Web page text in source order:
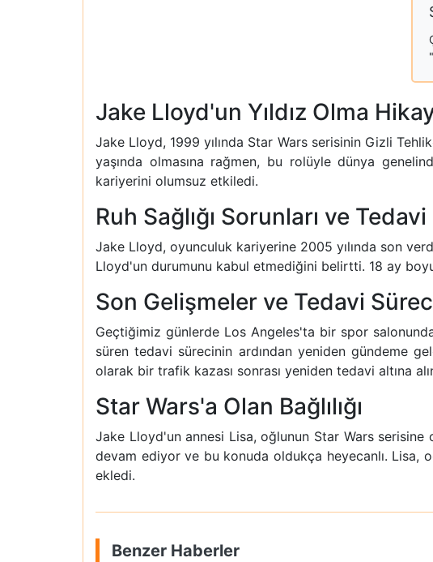
Jake Lloyd'un Yıldız Olma
Jake Lloyd, 1999 yılında Star Wars serisinin Gizli
yaşında olmasına rağmen, bu rolüyle dünya
kariyerini olumsuz etkiledi.
Ruh Sağlığı Sorunları ve
Jake Lloyd, oyunculuk kariyerine 2005 yılında son
Lloyd'un durumunu kabul etmediğini belirtti. 18 ay
Son Gelişmeler ve Tedavi
Geçtiğimiz günlerde Los Angeles'ta bir spor
süren tedavi sürecinin ardından yeniden gündeme
olarak bir trafik kazası sonrası yeniden tedavi altına
Star Wars'a Olan Bağlılığı
Jake Lloyd'un annesi Lisa, oğlunun Star Wars
devam ediyor ve bu konuda oldukça heyecanlı. Lisa,
ekledi.
Benzer Haberler